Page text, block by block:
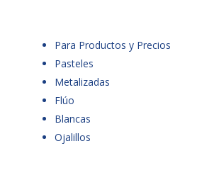
Para Productos y Precios
Pasteles
Metalizadas
Flúo
Blancas
Ojalillos